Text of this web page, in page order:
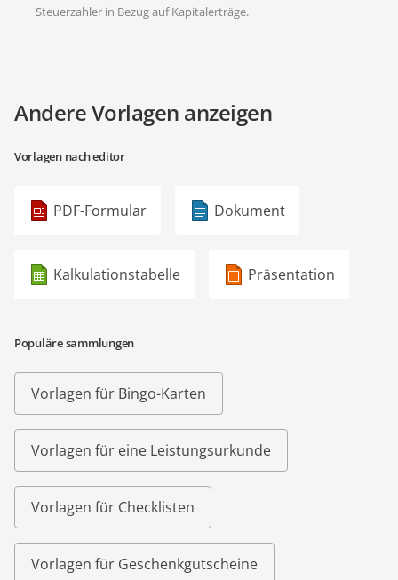
Steuerzahler in Bezug auf Kapitalerträge.
Andere Vorlagen anzeigen
Vorlagen nach editor
PDF-Formular Dokument
Kalkulationstabelle Präsentation
Populäre sammlungen
Vorlagen für Bingo-Karten
Vorlagen für eine Leistungsurkunde
Vorlagen für Checklisten
Vorlagen für Geschenkgutscheine